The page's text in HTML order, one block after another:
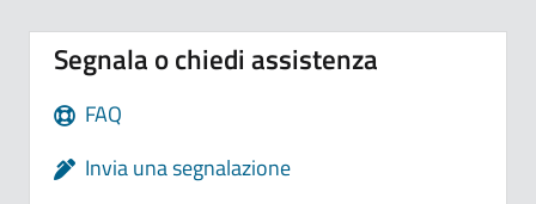
Segnala o chiedi assistenza
FAQ
Invia una segnalazione